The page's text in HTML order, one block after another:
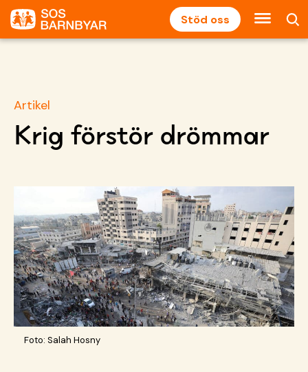
Stöd oss
Artikel
Krig förstör drömmar
Foto: Salah Hosny